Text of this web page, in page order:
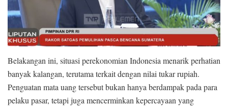
Belakangan ini, situasi perekonomian Indonesia menarik perhatian
banyak kalangan, terutama terkait dengan nilai tukar rupiah.
Penguatan mata uang tersebut bukan hanya berdampak pada para
pelaku pasar, tetapi juga mencerminkan kepercayaan yang